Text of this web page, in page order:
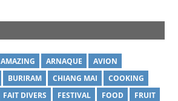
AMAZING ARNAQUE
AVION
BURIRAM CHIANG MAI
COOKING
FAIT DIVERS FESTIVAL FOOD
FRUIT